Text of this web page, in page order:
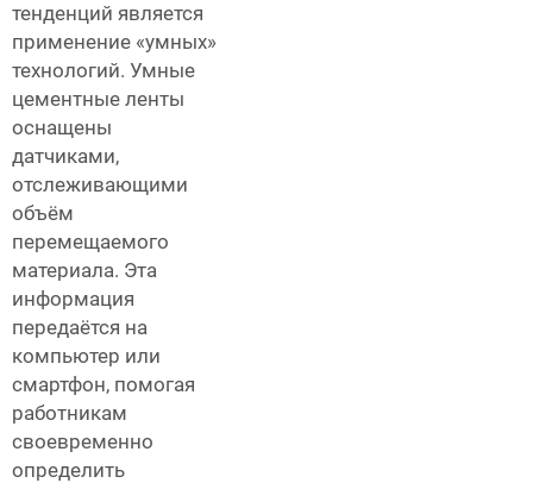
тенденций является
применение «умных»
технологий. Умные
цементные ленты
оснащены
датчиками,
отслеживающими
объём
перемещаемого
материала. Эта
информация
передаётся на
компьютер или
смартфон, помогая
работникам
своевременно
определить